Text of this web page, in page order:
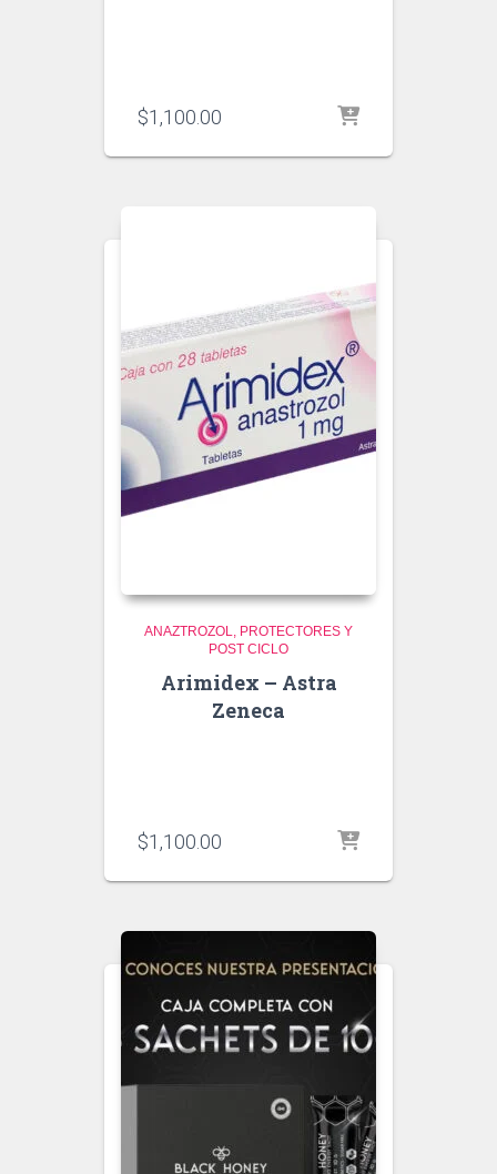
$1,100.00
ANAZTROZOL PROTECTORES Y
POST CICLO
Arimidex – Astra
Zeneca
$1,100.00